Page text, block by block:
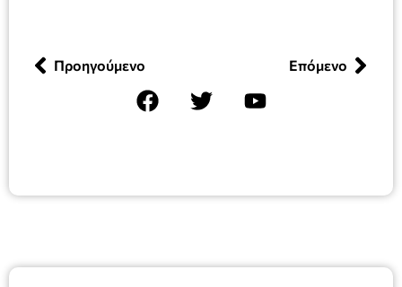
Προηγούμενο Επόμενο